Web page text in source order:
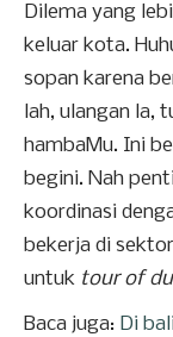
Dilema yang
keluar kota.
sopan karena
lah, ulangan la,
hambaMu. Ini
begini. Nah
koordinasi
bekerja di
untuk tour of
Baca juga: Di